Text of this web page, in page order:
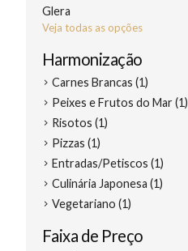
Glera
Veja todas as opções
Harmonização
Carnes Brancas (1)
Peixes e Frutos do Mar (1)
Risotos (1)
Pizzas (1)
Entradas/Petiscos (1)
Culinária Japonesa (1)
Vegetariano (1)
Faixa de Preço